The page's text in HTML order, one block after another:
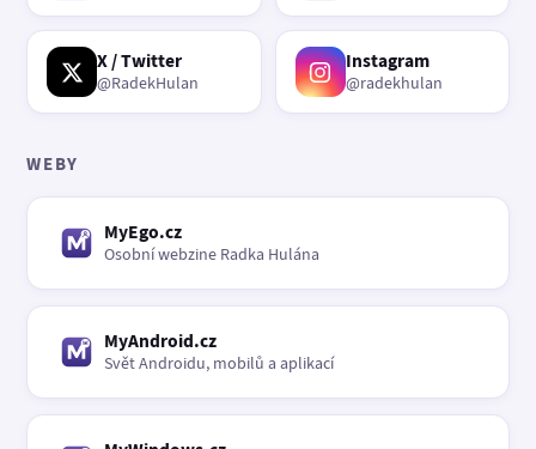
X / Twitter
@RadekHulan
Instagram
@radekhulan
WEBY
MyEgo.cz
Osobní webzine Radka Hulána
MyAndroid.cz
Svět Androidu, mobilů a aplikací